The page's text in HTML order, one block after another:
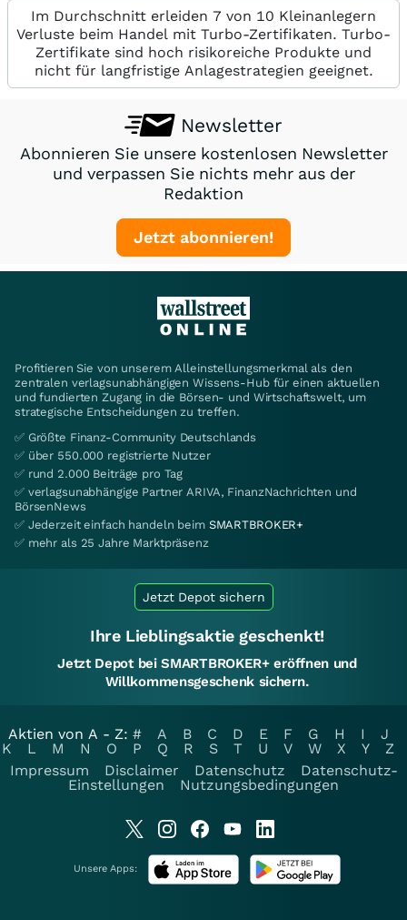
Im Durchschnitt erleiden 7 von 10 Kleinanlegern
Verluste beim Handel mit Turbo-Zertifikaten. Turbo-
Zertifikate sind hoch risikoreiche Produkte und
nicht für langfristige Anlagestrategien geeignet.
Newsletter
Abonnieren Sie unsere kostenlosen Newsletter
und verpassen Sie nichts mehr aus der
Redaktion
Jetzt abonnieren!
Profitieren Sie von unserem Alleinstellungsmerkmal als den
zentralen verlagsunabhängigen Wissens-Hub für einen aktuellen
und fundierten Zugang in die Börsen- und Wirtschaftswelt, um
strategische Entscheidungen zu treffen.
✅ Größte Finanz-Community Deutschlands
✅ über 550.000 registrierte Nutzer
✅ rund 2.000 Beiträge pro Tag
✅ verlagsunabhängige Partner ARIVA, FinanzNachrichten und
BörsenNews
✅ Jederzeit einfach handeln beim SMARTBROKER+
✅ mehr als 25 Jahre Marktpräsenz
Jetzt Depot sichern
Ihre Lieblingsaktie geschenkt!
Jetzt Depot bei SMARTBROKER+ eröffnen und
Willkommensgeschenk sichern.
Aktien von A - Z: # A B C D E F G H I
J
K
L M N O P Q R S T U V W X Y
Z
Impressum
Disclaimer Datenschutz
Datenschutz-
Einstellungen
Nutzungsbedingungen
Unsere Apps: